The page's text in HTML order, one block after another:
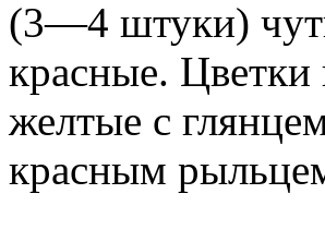
(3—4 штуки)
красные.
желтые с
красным